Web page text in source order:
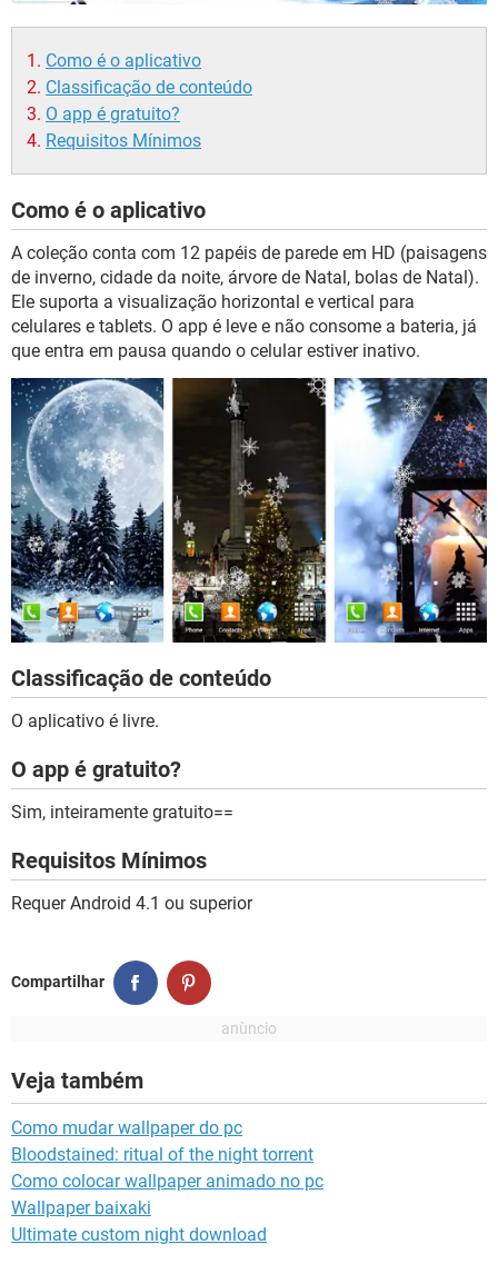
Como é o aplicativo
Classificação de conteúdo
O app é gratuito?
Requisitos Mínimos
Como é o aplicativo
A coleção conta com 12 papéis de parede em HD (paisagens
de inverno, cidade da noite, árvore de Natal, bolas de Natal).
Ele suporta a visualização horizontal e vertical para
celulares e tablets. O app é leve e não consome a bateria, já
que entra em pausa quando o celular estiver inativo.
Classificação de conteúdo
O aplicativo é livre.
O app é gratuito?
Sim, inteiramente gratuito==
Requisitos Mínimos
Requer Android 4.1 ou superior
Compartilhar
Veja também
Como mudar wallpaper do pc
Bloodstained: ritual of the night torrent
Como colocar wallpaper animado no pc
Wallpaper baixaki
Ultimate custom night download